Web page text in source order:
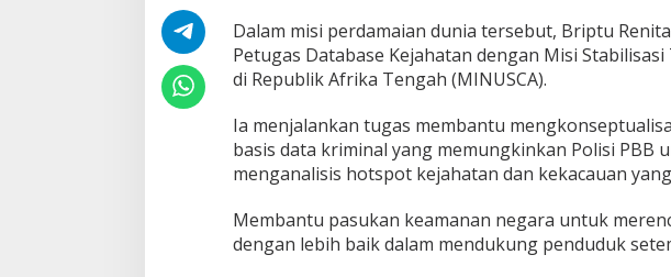
Dalam misi perdamaian dunia tersebut, Briptu
Petugas Database Kejahatan dengan Misi
di Republik Afrika Tengah (MINUSCA).
Ia menjalankan tugas membantu
basis data kriminal yang memungkinkan Polisi PBB
menganalisis hotspot kejahatan dan kekacauan
Membantu pasukan keamanan negara untuk
dengan lebih baik dalam mendukung penduduk